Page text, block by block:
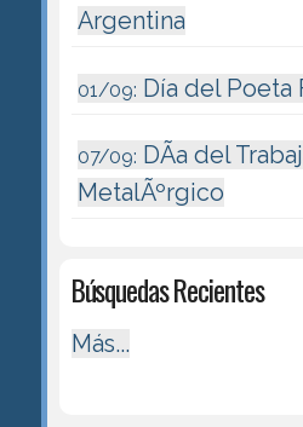
Argentina
01/09: Día del Poeta
07/09: DÃ­a del
MetalÃºrgico
Búsquedas Recientes
Más...